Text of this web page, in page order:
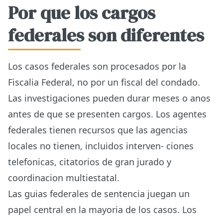
Por que los cargos
federales son diferentes
Los casos federales son procesados por la
Fiscalia Federal, no por un fiscal del condado.
Las investigaciones pueden durar meses o anos
antes de que se presenten cargos. Los agentes
federales tienen recursos que las agencias
locales no tienen, incluidos interven- ciones
telefonicas, citatorios de gran jurado y
coordinacion multiestatal.
Las guias federales de sentencia juegan un
papel central en la mayoria de los casos. Los